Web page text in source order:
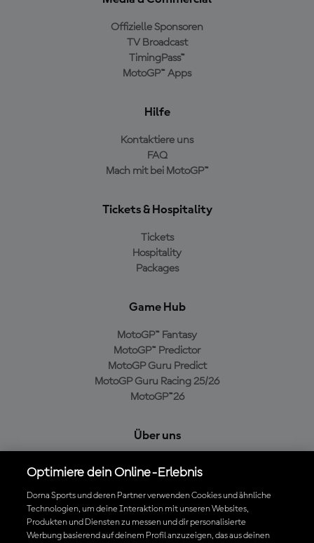
Offizielle Sponsoren
TV Broadcast
TimingPass™
MotoGP™ Apps
Hilfe
Kontaktiere uns
FAQ
Mach mit bei MotoGP™
Tickets & Hospitality
Tickets
Hospitality
Packages
Game Hub
MotoGP™ Fantasy
MotoGP™ Predictor
MotoGP Guru Predict
MotoGP Guru Racing 25/26
MotoGP™26
Über uns
Cookie-Richtlinien
Geschäftsbedingungen
Datenschutzrichtlinien
Kaufrichtlinie
Optimiere dein Online-Erlebnis
Dorna Sports und deren Partner verwenden Cookies und ähnliche
Technologien, um deine Interaktion mit unseren Websites,
Produkten und Diensten zu messen und dir personalisierte
Werbung basierend auf deinem Profil anzuzeigen, das aus deinen